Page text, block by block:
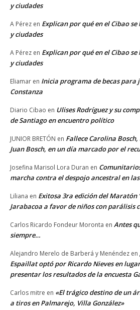
y ciudades
A Pérez en Explican por qué en el Cibao
y ciudades
A Pérez en Explican por qué en el Cibao
y ciudades
Eliamar en Inicia programa de becas para
Constanza
Diario Cibao en Ulises Rodríguez y su
de Santiago en encuentro político
JUNIOR BRETÓN en Fallece Carolina
Juan Bosch, en un día marcado por el
Josefina Marisol Lora Duran en
marcha contra el despojo ancestral en
Liliana en Exitosa 3ra edición del Maratón
Jarabacoa a favor de niños con parálisis
Carlos Ricardo Fondeur Moronta en Antes
siempre…
Alejandro Merelo de Barberá y Menéndez en
Espaillat optó por Ricardo Nieves en
presentar los resultados de la encuesta
Carlos mitre en «El trágico destino de un
a tiros en Palmarejo, Villa González»